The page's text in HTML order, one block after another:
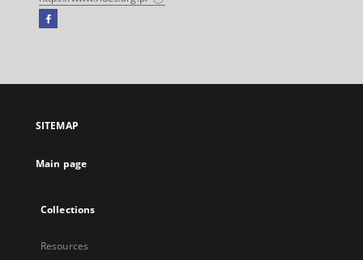
Facebook
open
new
SITEMAP
Main page
Collections
Resources